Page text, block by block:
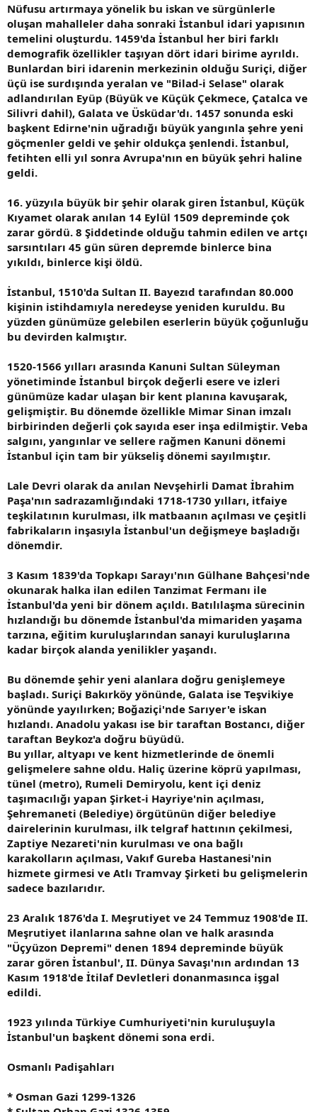
Nüfusu artırmaya yönelik bu iskan ve sürgünlerle
oluşan mahalleler daha sonraki İstanbul idari yapısının
temelini oluşturdu. 1459'da İstanbul her biri farklı
demografik özellikler taşıyan dört idari birime ayrıldı.
Bunlardan biri idarenin merkezinin olduğu Suriçi, diğer
üçü ise surdışında yeralan ve "Bilad-i Selase" olarak
adlandırılan Eyüp (Büyük ve Küçük Çekmece, Çatalca ve
Silivri dahil), Galata ve Üsküdar'dı. 1457 sonunda eski
başkent Edirne'nin uğradığı büyük yangınla şehre yeni
göçmenler geldi ve şehir oldukça şenlendi. İstanbul,
fetihten elli yıl sonra Avrupa'nın en büyük şehri haline
geldi.
16. yüzyıla büyük bir şehir olarak giren İstanbul, Küçük
Kıyamet olarak anılan 14 Eylül 1509 depreminde çok
zarar gördü. 8 Şiddetinde olduğu tahmin edilen ve artçı
sarsıntıları 45 gün süren depremde binlerce bina
yıkıldı, binlerce kişi öldü.
İstanbul, 1510'da Sultan II. Bayezıd tarafından 80.000
kişinin istihdamıyla neredeyse yeniden kuruldu. Bu
yüzden günümüze gelebilen eserlerin büyük çoğunluğu
bu devirden kalmıştır.
1520-1566 yılları arasında Kanuni Sultan Süleyman
yönetiminde İstanbul birçok değerli esere ve izleri
günümüze kadar ulaşan bir kent planına kavuşarak,
gelişmiştir. Bu dönemde özellikle Mimar Sinan imzalı
birbirinden değerli çok sayıda eser inşa edilmiştir. Veba
salgını, yangınlar ve sellere rağmen Kanuni dönemi
İstanbul için tam bir yükseliş dönemi sayılmıştır.
Lale Devri olarak da anılan Nevşehirli Damat İbrahim
Paşa'nın sadrazamlığındaki 1718-1730 yılları, itfaiye
teşkilatının kurulması, ilk matbaanın açılması ve çeşitli
fabrikaların inşasıyla İstanbul'un değişmeye başladığı
dönemdir.
3 Kasım 1839'da Topkapı Sarayı'nın Gülhane Bahçesi'nde
okunarak halka ilan edilen Tanzimat Fermanı ile
İstanbul'da yeni bir dönem açıldı. Batılılaşma sürecinin
hızlandığı bu dönemde İstanbul'da mimariden yaşama
tarzına, eğitim kuruluşlarından sanayi kuruluşlarına
kadar birçok alanda yenilikler yaşandı.
Bu dönemde şehir yeni alanlara doğru genişlemeye
başladı. Suriçi Bakırköy yönünde, Galata ise Teşvikiye
yönünde yayılırken; Boğaziçi'nde Sarıyer'e iskan
hızlandı. Anadolu yakası ise bir taraftan Bostancı, diğer
taraftan Beykoz'a doğru büyüdü.
Bu yıllar, altyapı ve kent hizmetlerinde de önemli
gelişmelere sahne oldu. Haliç üzerine köprü yapılması,
tünel (metro), Rumeli Demiryolu, kent içi deniz
taşımacılığı yapan Şirket-i Hayriye'nin açılması,
Şehremaneti (Belediye) örgütünün diğer belediye
dairelerinin kurulması, ilk telgraf hattının çekilmesi,
Zaptiye Nezareti'nin kurulması ve ona bağlı
karakolların açılması, Vakıf Gureba Hastanesi'nin
hizmete girmesi ve Atlı Tramvay Şirketi bu gelişmelerin
sadece bazılarıdır.
23 Aralık 1876'da I. Meşrutiyet ve 24 Temmuz 1908'de II.
Meşrutiyet ilanlarına sahne olan ve halk arasında
"Üçyüzon Depremi" denen 1894 depreminde büyük
zarar gören İstanbul', II. Dünya Savaşı'nın ardından 13
Kasım 1918'de İtilaf Devletleri donanmasınca işgal
edildi.
1923 yılında Türkiye Cumhuriyeti'nin kuruluşuyla
İstanbul'un başkent dönemi sona erdi.
Osmanlı Padişahları
* Osman Gazi 1299-1326